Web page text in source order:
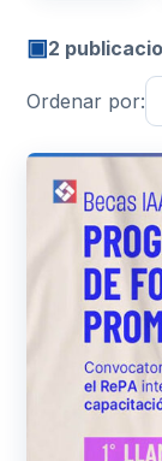
▣2
Ordenar por: